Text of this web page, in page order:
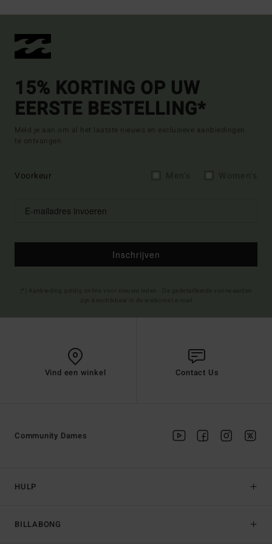
15% KORTING OP UW
EERSTE BESTELLING*
Meld je aan om al het laatste nieuws en exclusieve aanbiedingen
te ontvangen.
Voorkeur
Inschrijven
Vind een winkel Contact Us
HULP
BILLABONG
Community Dames